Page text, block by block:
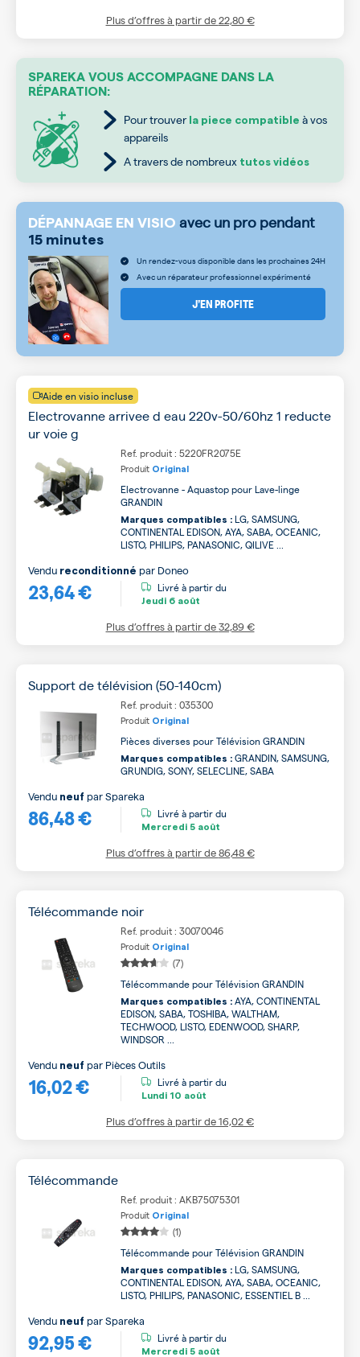
Plus d’offres à partir de22,80 €
SPAREKA VOUS ACCOMPAGNE DANS LA
RÉPARATION:
Pour trouver la piece compatible à vos
appareils
A travers de nombreux tutos vidéos
DÉPANNAGE EN VISIO avec un pro pendant
15 minutes
Un rendez-vous disponible dans les prochaines 24H
Avec un réparateur professionnel expérimenté
J’EN PROFITE
Aide en visio incluse
Electrovanne arrivee d eau 220v-50/60hz 1 reducte
ur voie g
Ref. produit : 5220FR2075E
Produit Original
Electrovanne - Aquastop pour Lave-linge
GRANDIN
Marques compatibles : LG, SAMSUNG,
CONTINENTAL EDISON, AYA, SABA, OCEANIC,
LISTO, PHILIPS, PANASONIC, QILIVE ...
23,64 €
Vendu reconditionné par Doneo
Livré à partir du
Jeudi 6 août
Plus d’offres à partir de32,89 €
Support de télévision (50-140cm)
Ref. produit : 035300
Produit Original
Pièces diverses pour Télévision GRANDIN
Marques compatibles : GRANDIN, SAMSUNG,
GRUNDIG, SONY, SELECLINE, SABA
86,48 €
Vendu neuf parSpareka
Livré à partir du
Mercredi 5 août
Plus d’offres à partir de86,48 €
Télécommande noir
Ref. produit : 30070046
Produit Original
(7)
Télécommande pour Télévision GRANDIN
Marques compatibles : AYA, CONTINENTAL
EDISON, SABA, TOSHIBA, WALTHAM,
TECHWOOD, LISTO, EDENWOOD, SHARP,
WINDSOR ...
16,02 €
Vendu neuf par Pièces Outils
Livré à partir du
Lundi 10 août
Plus d’offres à partir de16,02 €
Télécommande
Ref. produit : AKB75075301
Produit Original
(1)
Télécommande pour Télévision GRANDIN
Marques compatibles : LG, SAMSUNG,
CONTINENTAL EDISON, AYA, SABA, OCEANIC,
LISTO, PHILIPS, PANASONIC, ESSENTIEL B ...
92,95 €
Vendu neuf parSpareka
Livré à partir du
Mercredi 5 août